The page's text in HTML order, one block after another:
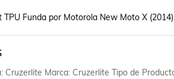
Funda por Motorola New Moto X
Cruzerlite Marca: Cruzerlite Tipo de